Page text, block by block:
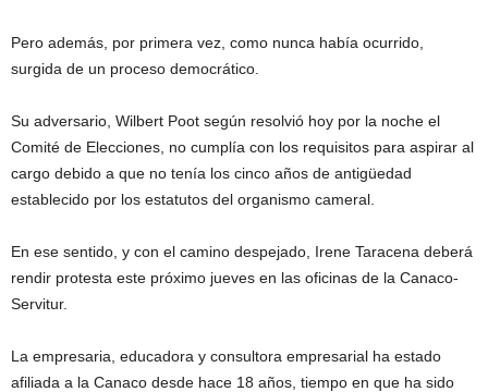
Pero además, por primera vez, como nunca había ocurrido,
surgida de un proceso democrático.
Su adversario, Wilbert Poot según resolvió hoy por la noche el
Comité de Elecciones, no cumplía con los requisitos para aspirar al
cargo debido a que no tenía los cinco años de antigüedad
establecido por los estatutos del organismo cameral.
En ese sentido, y con el camino despejado, Irene Taracena deberá
rendir protesta este próximo jueves en las oficinas de la Canaco-
Servitur.
La empresaria, educadora y consultora empresarial ha estado
afiliada a la Canaco desde hace 18 años, tiempo en que ha sido